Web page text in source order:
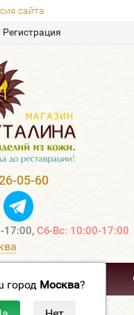
сайта
Регистрация
05-60
17:00, Сб-Вс: 10:00-17:00
город Москва?